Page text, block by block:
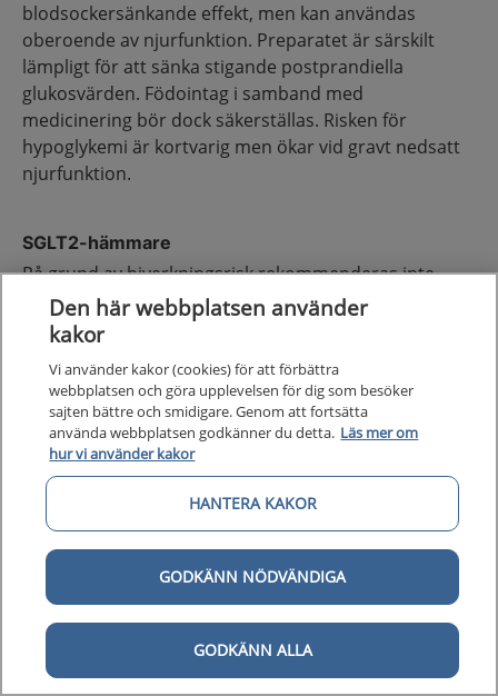
blodsockersänkande effekt, men kan användas
oberoende av njurfunktion. Preparatet är särskilt
lämpligt för att sänka stigande postprandiella
glukosvärden. Födointag i samband med
medicinering bör dock säkerställas. Risken för
hypoglykemi är kortvarig men ökar vid gravt nedsatt
njurfunktion.
SGLT2-hämmare
På grund av biverkningsrisk rekommenderas inte
SGLT2-hämmare som glukossänkande
läkemedelsbehandling till sköra äldre, men det kan
men inte sköra individer kan SGLT2-hämmare
användas med försiktighet. Vid ökad risk för
urogenitala infektioner avråds från SGLT2-
hämmarbehandling
Vid intorkning, svår sjukdom eller svält ska SGLT2-
hämmarbehandling pausas för att undvika
insjuknande i normoglykem ketoacidos.
Metformin
Metformin kan vara riskfyllt till sköra äldre. En fördel
med metformin är att det inte ger hypoglykemier,
Den här webbplatsen använder
kakor
Vi använder kakor (cookies) för att förbättra
webbplatsen och göra upplevelsen för dig som besöker
sajten bättre och smidigare. Genom att fortsätta
använda webbplatsen godkänner du detta. Läs mer om
hur vi använder kakor
HANTERA KAKOR
GODKÄNN NÖDVÄNDIGA
GODKÄNN ALLA